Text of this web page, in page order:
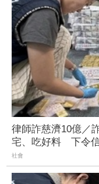
律師詐慈濟10億／
宅、吃好料 下令信
社會